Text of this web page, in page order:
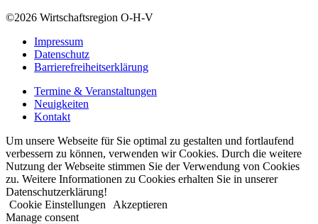
©2026 Wirtschaftsregion O-H-V
Impressum
Datenschutz
Barrierefreiheitserklärung
Termine & Veranstaltungen
Neuigkeiten
Kontakt
Um unsere Webseite für Sie optimal zu gestalten und fortlaufend
verbessern zu können, verwenden wir Cookies. Durch die weitere
Nutzung der Webseite stimmen Sie der Verwendung von Cookies
zu. Weitere Informationen zu Cookies erhalten Sie in unserer
Datenschutzerklärung!
Cookie Einstellungen
Akzeptieren
Manage consent